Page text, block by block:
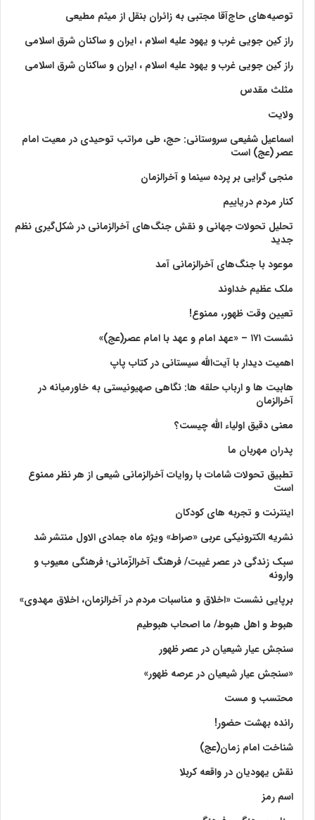
توصیه‌های حاج‌آقا مجتبی به زائران بنقل از میثم مطیعی
راز کین جویی غرب و یهود علیه اسلام ، ایران و ساکنان شرق اسلامی
راز کین جویی غرب و یهود علیه اسلام ، ایران و ساکنان شرق اسلامی
مثلث مقدس
ولايت‏
اسماعیل شفیعی سروستانی: حج، طی مراتب توحیدی در معیت امام
عصر (عج) است
منجی گرایی بر پرده سینما و آخرالزمان
کنار مردم دریاییم
تحلیل تحولات جهانی و نقش جنگ‌های آخرالزمانی در شکل‌گیری نظم
جدید
موعود با جنگ‌های آخرالزمانی آمد
ملک عظیم خداوند
تعیین وقت ظهور، ممنوع!
نشست ۱۷۱ – «عهد امام و عهد با امام عصر(عج)»
اهمیت دیدار با آیت‌الله سیستانی در کتاب پاپ
هابیت ها و ارباب حلقه ها: نگاهی صهیونیستی به خاورمیانه در
آخرالزمان
معنی دقیق اولیاء الله چیست؟
پدران مهربان ما
تطبیق تحولات شامات با روایات آخرالزمانی شیعی از هر نظر ممنوع
است
اینترنت و تجربه های کودکان
نشریه الکترونیکی عربی «صراط» ویژه ماه جمادی الاول منتشر شد
سبک زندگی در عصر غیبت/ فرهنگ آخرالزّمانی؛ فرهنگی معیوب و
وارونه
برپایی نشست «اخلاق و مناسبات مردم در آخرالزمان، اخلاق مهدوی»
هبوط و اهل هبوط/ ما اصحاب هبوطیم
سنجش عیار شیعیان در عصر ظهور
«سنجش عیار شیعیان در عرصه ظهور»
محتسب و مست
رانده بهشت‌ حضور!
شناخت امام زمان(عج)
نقش یهودیان در واقعه کربلا
اسم رمز